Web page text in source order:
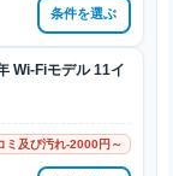
条件を選ぶ
Wi-Fiモデル 11イ
ミ及び汚れ-2000円～